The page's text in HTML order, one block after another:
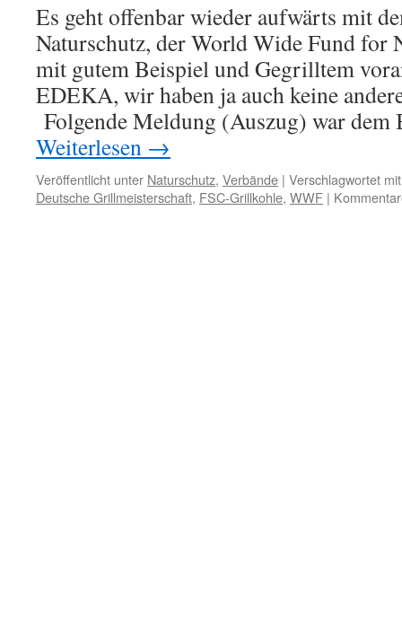
Es geht offenbar wieder aufwärts mit
Naturschutz, der World Wide Fund for
mit gutem Beispiel und Gegrilltem
EDEKA, wir haben ja auch keine
Folgende Meldung (Auszug) war
Weiterlesen →
Veröffentlicht unter Naturschutz, Verbände | Verschlagwortet mit
Deutsche Grillmeisterschaft, FSC-Grillkohle, WWF |